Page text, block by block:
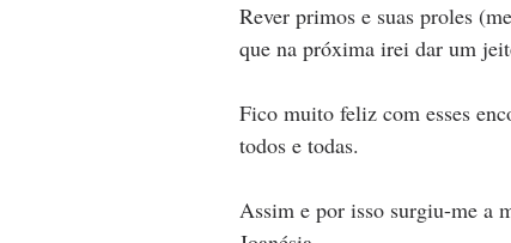
Rever primos e suas proles
que na próxima irei dar um
Fico muito feliz com esses
todos e todas.
Assim e por isso surgiu-me a